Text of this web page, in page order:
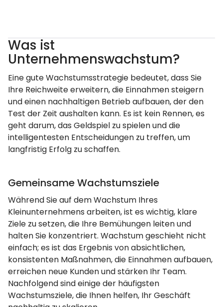
Was ist
Unternehmenswachstum?
Eine gute Wachstumsstrategie bedeutet, dass Sie
Ihre Reichweite erweitern, die Einnahmen steigern
und einen nachhaltigen Betrieb aufbauen, der den
Test der Zeit aushalten kann. Es ist kein Rennen, es
geht darum, das Geldspiel zu spielen und die
intelligentesten Entscheidungen zu treffen, um
langfristig Erfolg zu schaffen.
Gemeinsame Wachstumsziele
Während Sie auf dem Wachstum Ihres
Kleinunternehmens arbeiten, ist es wichtig, klare
Ziele zu setzen, die Ihre Bemühungen leiten und
halten Sie konzentriert. Wachstum geschieht nicht
einfach; es ist das Ergebnis von absichtlichen,
konsistenten Maßnahmen, die Einnahmen aufbauen,
erreichen neue Kunden und stärken Ihr Team.
Nachfolgend sind einige der häufigsten
Wachstumsziele, die Ihnen helfen, Ihr Geschäft